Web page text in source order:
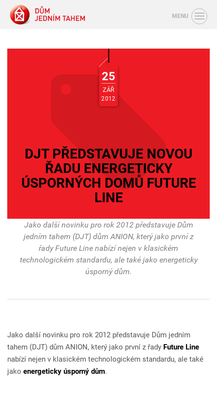
MENU
DJT PŘEDSTAVUJE NOVOU
ŘADU ENERGETICKY
ÚSPORNÝCH DOMŮ FUTURE
LINE
25
ZÁŘ
2012
Jako další novinku pro rok 2012 představuje Dům
jedním tahem (DJT) dům ANION, který jako první z
řady Future Line nabízí nejen v klasickém
technologickém standardu, ale také jako energeticky
úsporný dům.
Jako další novinku pro rok 2012 představuje Dům jedním
tahem (DJT) dům ANION, který jako první z řady Future Line
nabízí nejen v klasickém technologickém standardu, ale také
jako energeticky úsporný dům.